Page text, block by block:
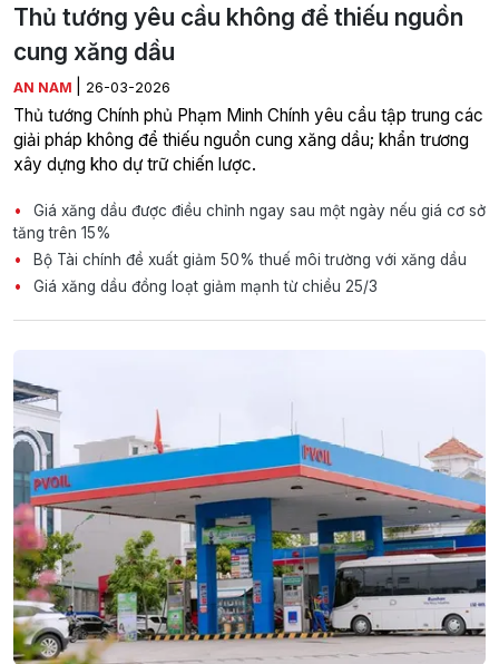
Thủ tướng yêu cầu không để thiếu nguồn
cung xăng dầu
AN NAM 26-03-2026
Thủ tướng Chính phủ Phạm Minh Chính yêu cầu tập trung các
giải pháp không để thiếu nguồn cung xăng dầu; khẩn trương
xây dựng kho dự trữ chiến lược.
Giá xăng dầu được điều chỉnh ngay sau một ngày nếu giá cơ sở
tăng trên 15%
Bộ Tài chính đề xuất giảm 50% thuế môi trường với xăng dầu
Giá xăng dầu đồng loạt giảm mạnh từ chiều 25/3